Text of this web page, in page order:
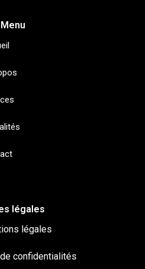
Menu
légales
légales
confidentialités